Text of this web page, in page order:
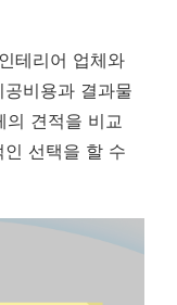
테리어 업체와
비용과 결과물
의 견적을 비교
선택을 할 수